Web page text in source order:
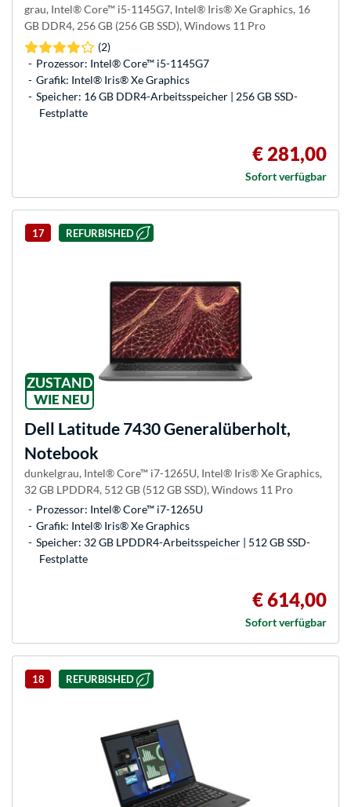
grau, Intel® Core™ i5-1145G7, Intel® Iris® Xe Graphics, 16
GB DDR4, 256 GB (256 GB SSD), Windows 11 Pro
(2)
Prozessor: Intel® Core™ i5-1145G7
Grafik: Intel® Iris® Xe Graphics
Speicher: 16 GB DDR4-Arbeitsspeicher | 256 GB SSD-
Festplatte
€ 281,00
Sofort verfügbar
17 REFURBISHED
ZUSTAND
WIE NEU
Dell Latitude 7430 Generalüberholt,
Notebook
dunkelgrau, Intel® Core™ i7-1265U, Intel® Iris® Xe Graphics,
32 GB LPDDR4, 512 GB (512 GB SSD), Windows 11 Pro
Prozessor: Intel® Core™ i7-1265U
Grafik: Intel® Iris® Xe Graphics
Speicher: 32 GB LPDDR4-Arbeitsspeicher | 512 GB SSD-
Festplatte
€ 614,00
Sofort verfügbar
18 REFURBISHED